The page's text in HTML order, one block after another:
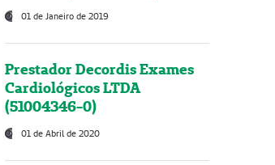
01 de Janeiro de 2019
Prestador Decordis Exames
Cardiológicos LTDA
(51004346-0)
01 de Abril de 2020